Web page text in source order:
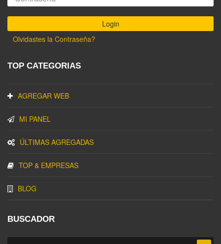
Olvidastes la Contraseña?
TOP CATEGORIAS
AGREGAR WEB
MI PANEL
ÚLTIMAS AGREGADAS
TOP & EMPRESAS
BLOG
BUSCADOR